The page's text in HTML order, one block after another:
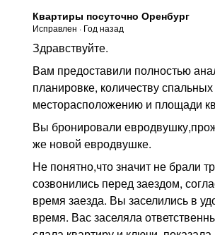
Квартиры посуточно Оренбург
Исправлен · Год назад
Здравствуйте.
Вам предоставили полностью
планировке, количеству
месторасположению и площади
Вы бронировали
же новой евродвушке.
Не понятно,что значит не брали
созвонились перед заездом,
время заезда. Вы заселились в
время. Вас заселяла